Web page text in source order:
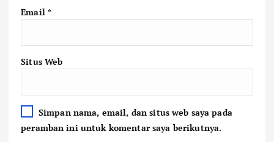
Email *
Situs Web
Simpan nama, email, dan situs web saya pada
peramban ini untuk komentar saya berikutnya.